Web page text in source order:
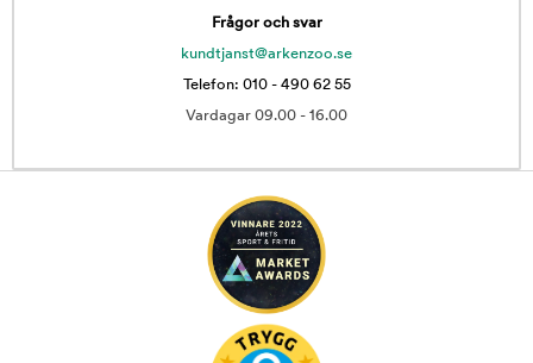
Frågor och svar
kundtjanst@arkenzoo.se
Telefon: 010 - 490 62 55
Vardagar 09.00 - 16.00